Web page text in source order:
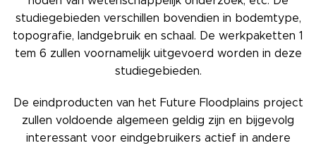
studiegebieden verschillen bovendien in bodemtype,
topografie, landgebruik en schaal. De werkpaketten 1
tem 6 zullen voornamelijk uitgevoerd worden in deze
studiegebieden.
De eindproducten van het Future Floodplains project
zullen voldoende algemeen geldig zijn en bijgevolg
interessant voor eindgebruikers actief in andere